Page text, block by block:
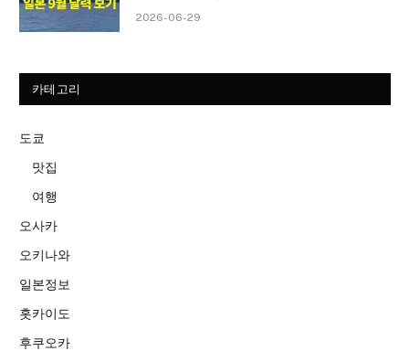
2026-06-29
카테고리
도쿄
맛집
여행
오사카
오키나와
일본정보
홋카이도
후쿠오카